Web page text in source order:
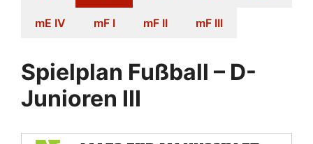
mE IV mF I mF II mF III
Spielplan Fußball – D-
Junioren III